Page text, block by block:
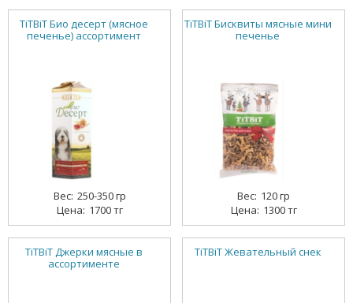
TiTBiT Био десерт (мясное
печенье) ассортимент
250-350 гр
1700 тг
TiTBiT Бисквиты мясные мини
печенье
120 гр
1300 тг
TiTBiT Джерки мясные в
ассортименте
TiTBiT Жевательный снек